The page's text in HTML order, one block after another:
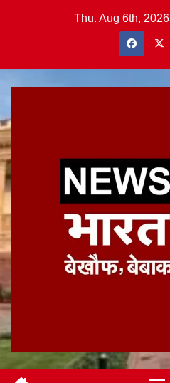
Thu. Aug 6th, 2026